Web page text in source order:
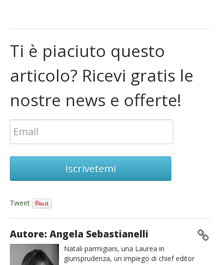
Ti è piaciuto questo
articolo? Ricevi gratis le
nostre news e offerte!
Iscrivetemi
Tweet
Autore: Angela Sebastianelli
Natali parmigiani, una Laurea in
giurisprudenza, un impiego di chief editor